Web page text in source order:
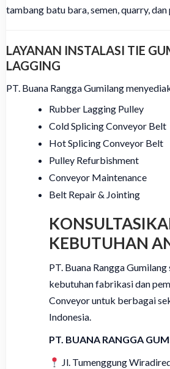
tambang batu bara, semen, quarry, dan
LAYANAN INSTALASI TIE
LAGGING
PT. Buana Rangga Gumilang
Rubber Lagging Pulley
Cold Splicing Conveyor Belt
Hot Splicing Conveyor Belt
Pulley Refurbishment
Conveyor Maintenance
Belt Repair & Jointing
KEBUTUHAN
PT. Buana Rangga
kebutuhan fabrikasi dan
Conveyor untuk berbagai
Indonesia.
PT. BUANA RANGGA
Jl. Tumenggung